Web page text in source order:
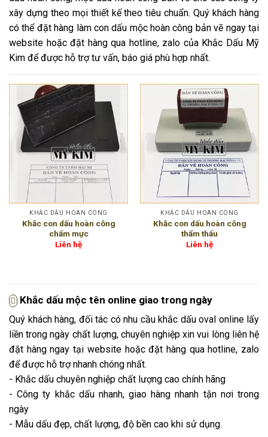
xây dựng theo mọi thiết kế theo tiêu chuẩn. Quý khách hàng
có thể đặt hàng làm con dấu mộc hoàn công bản vẽ ngay tại
website hoặc đặt hàng qua hotline, zalo của Khắc Dấu Mỹ
Kim để được hỗ trợ tư vấn, báo giá phù hợp nhất.
KHẮC DẤU HOÀN CÔNG
Khắc con dấu hoàn công
chấm mực
Liên hệ
KHẮC DẤU HOÀN CÔNG
Khắc con dấu hoàn công
thẩm thấu
Liên hệ
Khắc dấu mộc tên online giao trong ngày
Quý khách hàng, đối tác có nhu cầu khắc dấu oval online lấy
liền trong ngày chất lượng, chuyên nghiệp xin vui lòng liên hệ
đặt hàng ngay tại website hoặc đặt hàng qua hotline, zalo
để được hỗ trợ nhanh chóng nhất.
- Khắc dấu chuyên nghiệp chất lượng cao chính hãng
- Công ty khắc dấu nhanh, giao hàng nhanh tận nơi trong
ngày
- Mẫu dấu đẹp, chất lượng, độ bền cao khi sử dụng.